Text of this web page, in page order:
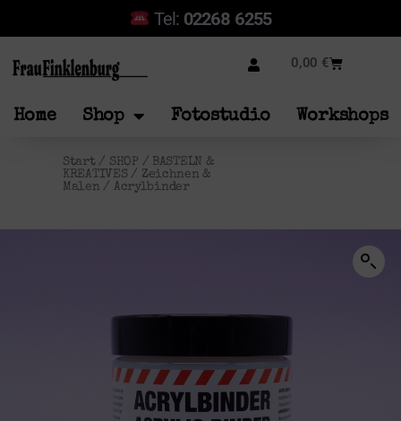
Tel: 02268 6255
0,00 €
Home Shop Fotostudio Workshops
Start/ SHOP / BASTELN &
KREATIVES/ Zeichnen &
Malen / Acrylbinder